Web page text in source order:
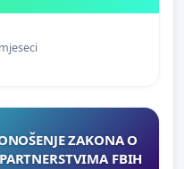
ZAKONA O
FBIH